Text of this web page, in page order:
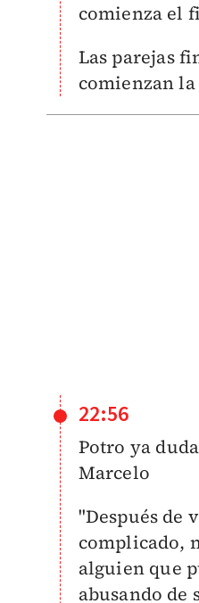
comienza el
Las parejas
comienzan
22:56
Potro ya
Marcelo
"Después de
complicado,
alguien que
abusando de